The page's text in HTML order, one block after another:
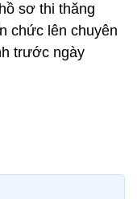
sơ thi thăng
chức lên chuyên
trước ngày